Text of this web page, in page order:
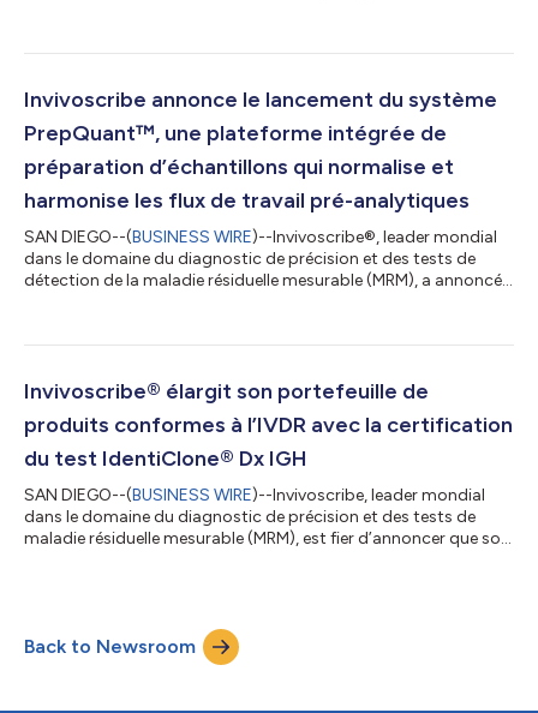
aux chercheurs cliniques et aux partenaires
LabPMM, les tests étant accrédités CAP/CLIA aux États-Unis. Ce
Invivoscribe annonce le lancement du système
PrepQuant™, une plateforme intégrée de
préparation d’échantillons qui normalise et
harmonise les flux de travail pré-analytiques
SAN DIEGO--(BUSINESS WIRE)--Invivoscribe®, leader mondial
dans le domaine du diagnostic de précision et des tests de
détection de la maladie résiduelle mesurable (MRM), a annoncé
l’extraction, la concentration et la quantification des acides
innovant est conçu pour standardiser la préparation des
Invivoscribe® élargit son portefeuille de
produits conformes à l’IVDR avec la certification
du test IdentiClone® Dx IGH
SAN DIEGO--(BUSINESS WIRE)--Invivoscribe, leader mondial
dans le domaine du diagnostic de précision et des tests de
maladie résiduelle mesurable (MRM), est fier d’annoncer que son
commercialisation du test certifié IVDR est prévue pour début
avril 2026. L’IVDR remplace l’ancienne directive relative aux
Back to Newsroom